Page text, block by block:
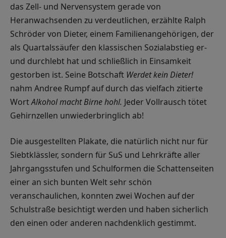
das Zell- und Nervensystem gerade von
Heranwachsenden zu verdeutlichen, erzählte Ralph
Schröder von Dieter, einem Familienangehörigen, der
als Quartalssäufer den klassischen Sozialabstieg er-
und durchlebt hat und schließlich in Einsamkeit
gestorben ist. Seine Botschaft Werdet kein Dieter!
nahm Andree Rumpf auf durch das vielfach zitierte
WortAlkohol macht Birne hohl. Jeder Vollrausch tötet
Gehirnzellen unwiederbringlich ab!
Die ausgestellten Plakate, die natürlich nicht nur für
Siebtklässler, sondern für SuS und Lehrkräfte aller
Jahrgangsstufen und Schulformen die Schattenseiten
einer an sich bunten Welt sehr schön
veranschaulichen, konnten zwei Wochen auf der
Schulstraße besichtigt werden und haben sicherlich
den einen oder anderen nachdenklich gestimmt.